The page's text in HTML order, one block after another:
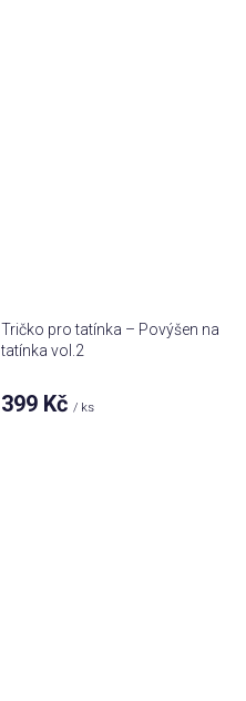
Tričko pro tatínka – Povýšen na
tatínka vol.2
399 Kč/ ks